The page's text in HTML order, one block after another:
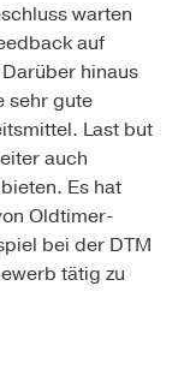
warten
auf
hinaus
sehr gute
Last but
auch
Es hat
Oldtimer-
bei der DTM
tätig zu